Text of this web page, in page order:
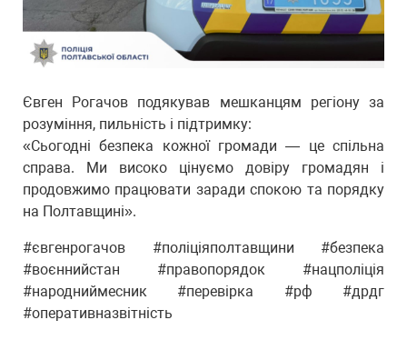
Євген Рогачов подякував мешканцям регіону за
розуміння, пильність і підтримку:
«Сьогодні безпека кожної громади — це спільна
справа. Ми високо цінуємо довіру громадян і
продовжимо працювати заради спокою та порядку
на Полтавщині».
#євгенрогачов #поліціяполтавщини #безпека
#воєннийстан #правопорядок #нацполіція
#народниймесник #перевірка #рф #дрдг
#оперативназвітність